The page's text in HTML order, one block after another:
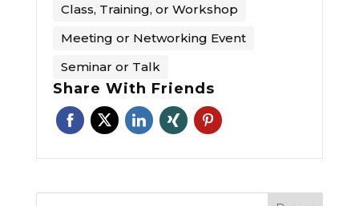
Class, Training, or Workshop
Meeting or Networking Event
Seminar or Talk
Share With Friends